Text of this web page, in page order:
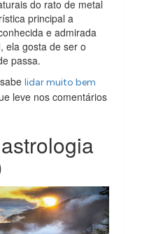
do rato de metal
principal a
e admirada
ela gosta de ser o
passa.
lidar muito bem
leve nos comentários